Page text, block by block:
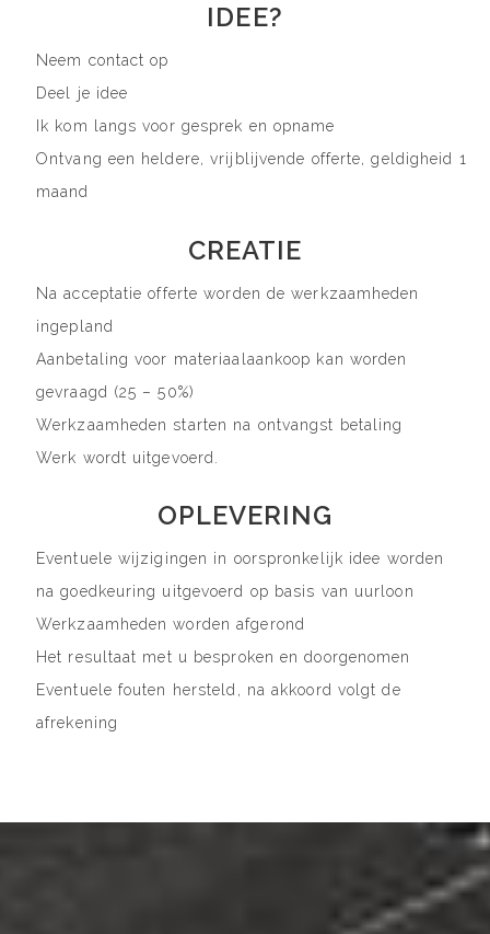
IDEE?
Neem contact op
Deel je idee
Ik kom langs voor gesprek en opname
Ontvang een heldere, vrijblijvende offerte, geldigheid 1
maand
CREATIE
Na acceptatie offerte worden de werkzaamheden
ingepland
Aanbetaling voor materiaalaankoop kan worden
gevraagd (25 – 50%)
Werkzaamheden starten na ontvangst betaling
Werk wordt uitgevoerd.
OPLEVERING
Eventuele wijzigingen in oorspronkelijk idee worden
na goedkeuring uitgevoerd op basis van uurloon
Werkzaamheden worden afgerond
Het resultaat met u besproken en doorgenomen
Eventuele fouten hersteld, na akkoord volgt de
afrekening